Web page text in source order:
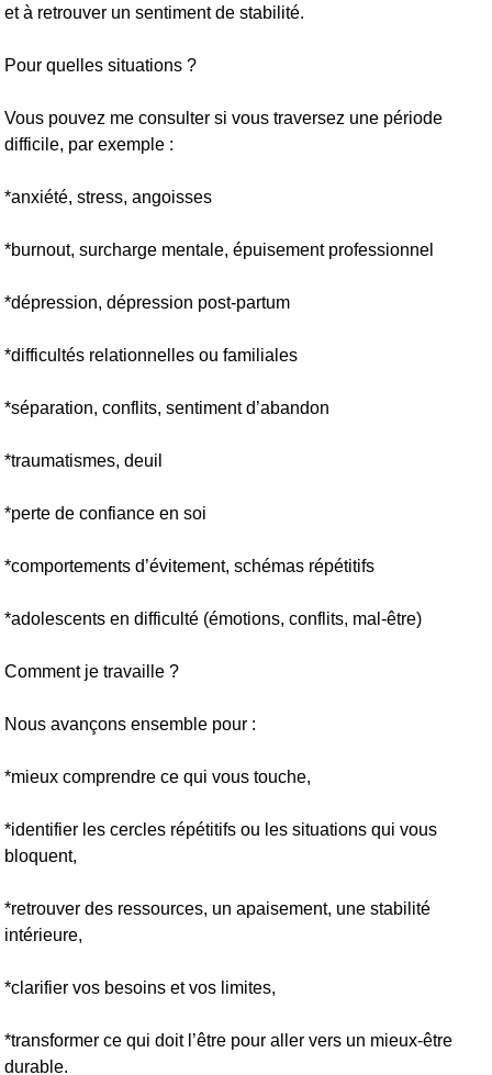
et à retrouver un sentiment de stabilité.
Pour quelles situations ?
Vous pouvez me consulter si vous traversez une période
difficile, par exemple :
*anxiété, stress, angoisses
*burnout, surcharge mentale, épuisement professionnel
*dépression, dépression post-partum
*difficultés relationnelles ou familiales
*séparation, conflits, sentiment d’abandon
*traumatismes, deuil
*perte de confiance en soi
*comportements d’évitement, schémas répétitifs
*adolescents en difficulté (émotions, conflits, mal-être)
Comment je travaille ?
Nous avançons ensemble pour :
*mieux comprendre ce qui vous touche,
*identifier les cercles répétitifs ou les situations qui vous
bloquent,
*retrouver des ressources, un apaisement, une stabilité
intérieure,
*clarifier vos besoins et vos limites,
*transformer ce qui doit l’être pour aller vers un mieux-être
durable.